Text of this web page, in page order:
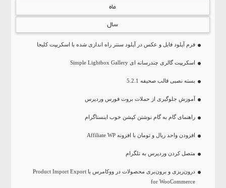
ماه
سال
فرم آپلود فایل و عکس در آپلود سنتر راه اندازی شده با اسکریپت کلیجا
اسکریپت گالری چندرسانه ای Simple Lightbox Gallery
بسته نصبی قالب صحیفه 5.2.1
آموزش جلوگیری از حملات بروت فورس وردپرس
راهنمای گام به گام نوشتن کپشن خوب اینستاگرام
افزودن واحد ریال و تومان با افزونه Affiliate WP
متصل کردن وردپرس به تلگرام
درون‌ریزی و برون‌بری محصولات در ووکامرس با Product Import Export
for WooCommerce